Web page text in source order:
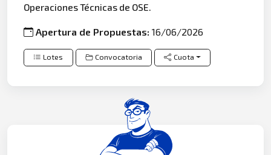
Operaciones Técnicas de OSE.
Apertura de Propuestas:16/06/2026
Lotes Convocatoria Cuota